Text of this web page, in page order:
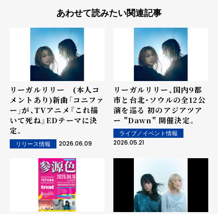
あわせて読みたい関連記事
リーガルリリー (本人コ
メントあり)新曲「コニファ
ー」が、TVアニメ『これ描
いて死ね』EDテーマに決
定。
リリース情報 2026.06.09
リーガルリリー、国内9都
市と台北・ソウルの全12公
演を巡る 初のアジアツア
ー "Dawn" 開催決定。
ライブ／イベント情報
2026.05.21